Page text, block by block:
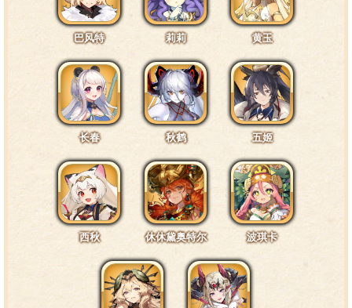
巴风特 莉莉 黄玉
长春 秋鹤 五姬
西秋 休休黛奥特尔 波琪卡